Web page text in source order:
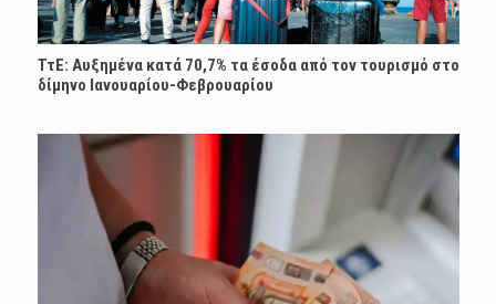
ΤτΕ: Αυξημένα κατά 70,7% τα έσοδα από τον τουρισμό στο
δίμηνο Ιανουαρίου-Φεβρουαρίου